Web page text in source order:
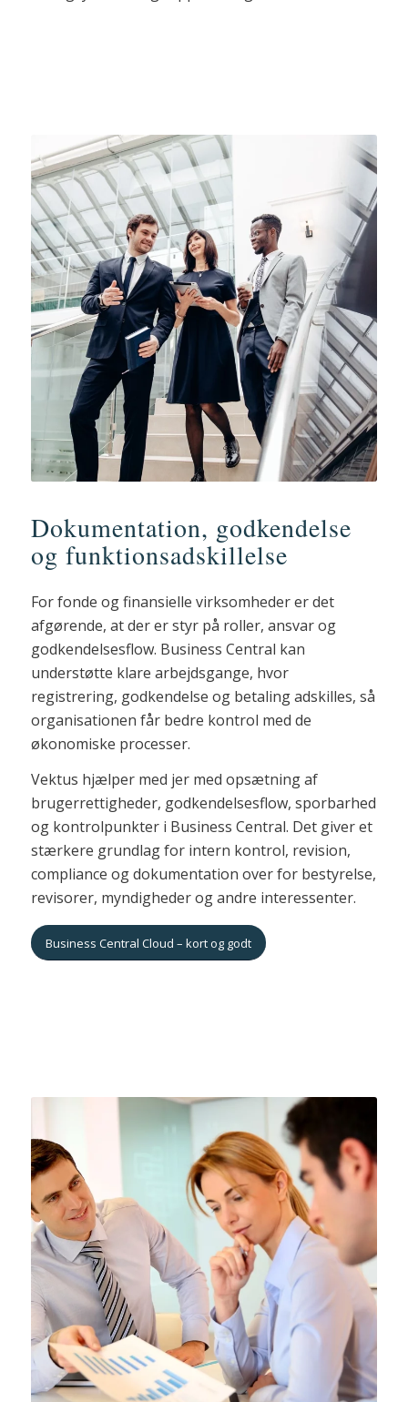
Dokumentation, godkendelse
og funktionsadskillelse
For fonde og finansielle virksomheder er det
afgørende, at der er styr på roller, ansvar og
godkendelsesflow. Business Central kan
understøtte klare arbejdsgange, hvor
registrering, godkendelse og betaling adskilles, så
organisationen får bedre kontrol med de
økonomiske processer.
Vektus hjælper med jer med opsætning af
brugerrettigheder, godkendelsesflow, sporbarhed
og kontrolpunkter i Business Central. Det giver et
stærkere grundlag for intern kontrol, revision,
compliance og dokumentation over for bestyrelse,
revisorer, myndigheder og andre interessenter.
Business Central Cloud – kort og godt